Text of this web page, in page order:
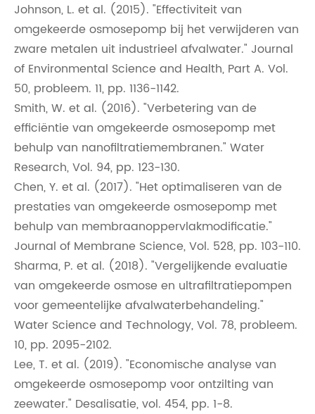
Johnson, L. et al. (2015). "Effectiviteit van
omgekeerde osmosepomp bij het verwijderen van
zware metalen uit industrieel afvalwater." Journal
of Environmental Science and Health, Part A. Vol.
50, probleem. 11, pp. 1136-1142.
Smith, W. et al. (2016). "Verbetering van de
efficiëntie van omgekeerde osmosepomp met
behulp van nanofiltratiemembranen." Water
Research, Vol. 94, pp. 123-130.
Chen, Y. et al. (2017). "Het optimaliseren van de
prestaties van omgekeerde osmosepomp met
behulp van membraanoppervlakmodificatie."
Journal of Membrane Science, Vol. 528, pp. 103-110.
Sharma, P. et al. (2018). "Vergelijkende evaluatie
van omgekeerde osmose en ultrafiltratiepompen
voor gemeentelijke afvalwaterbehandeling."
Water Science and Technology, Vol. 78, probleem.
10, pp. 2095-2102.
Lee, T. et al. (2019). "Economische analyse van
omgekeerde osmosepomp voor ontzilting van
zeewater." Desalisatie, vol. 454, pp. 1-8.